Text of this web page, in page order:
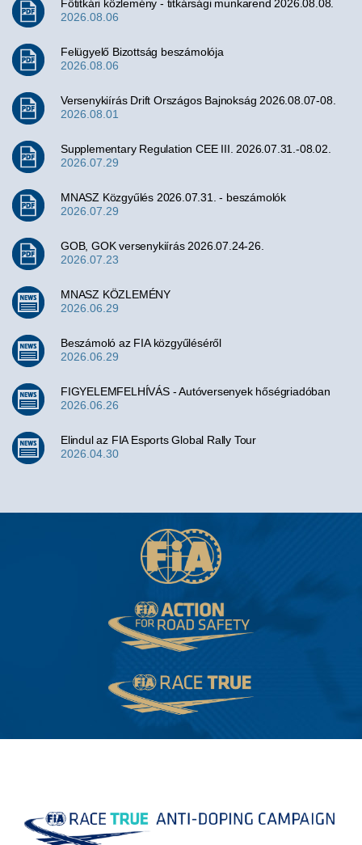
Főtitkári közlemény - titkársági munkarend 2026.08.08.
2026.08.06
Felügyelő Bizottság beszámolója
2026.08.06
Versenykiírás Drift Országos Bajnokság 2026.08.07-08.
2026.08.01
Supplementary Regulation CEE III. 2026.07.31.-08.02.
2026.07.29
MNASZ Közgyűlés 2026.07.31. - beszámolók
2026.07.29
GOB, GOK versenykiírás 2026.07.24-26.
2026.07.23
MNASZ KÖZLEMÉNY
2026.06.29
Beszámoló az FIA közgyűléséről
2026.06.29
FIGYELEMFELHÍVÁS - Autóversenyek hőségriadóban
2026.06.26
Elindul az FIA Esports Global Rally Tour
2026.04.30